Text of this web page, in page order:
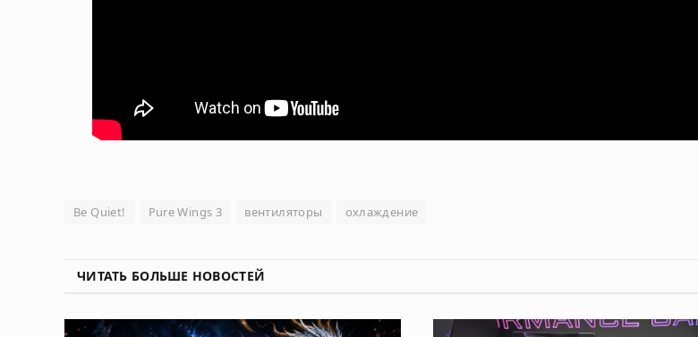
Be Quiet! Pure Wings 3 вентиляторы охлаждение
ЧИТАТЬ БОЛЬШЕ НОВОСТЕЙ